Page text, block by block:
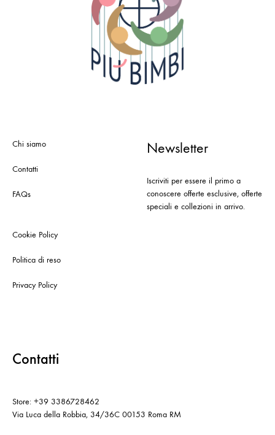
Chi siamo
Contatti
FAQs
Cookie Policy
Politica di reso
Privacy Policy
Newsletter
Iscriviti per essere il primo a
conoscere offerte esclusive, offerte
speciali e collezioni in arrivo.
Contatti
Store: +39 3386728462
Via Luca della Robbia, 34/36C 00153 Roma RM